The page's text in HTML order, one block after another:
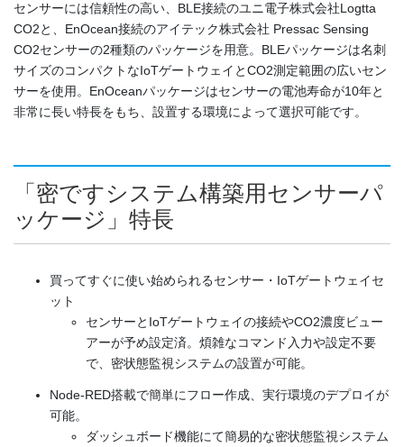
センサーには信頼性の高い、BLE接続のユニ電子株式会社Logtta
CO2と、EnOcean接続のアイテック株式会社 Pressac Sensing
CO2センサーの2種類のパッケージを用意。BLEパッケージは名刺
サイズのコンパクトなIoTゲートウェイとCO2測定範囲の広いセン
サーを使用。EnOceanパッケージはセンサーの電池寿命が10年と
非常に長い特長をもち、設置する環境によって選択可能です。
「密ですシステム構築用センサーパ
ッケージ」特長
買ってすぐに使い始められるセンサー・IoTゲートウェイセ
ット
センサーとIoTゲートウェイの接続やCO2濃度ビュー
アーが予め設定済。煩雑なコマンド入力や設定不要
で、密状態監視システムの設置が可能。
Node-RED搭載で簡単にフロー作成、実行環境のデプロイが
可能。
ダッシュボード機能にて簡易的な密状態監視システム